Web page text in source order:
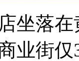
坐落
业街